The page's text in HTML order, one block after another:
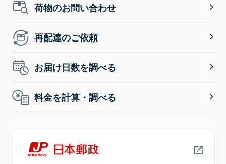
荷物のお問い合わせ
再配達のご依頼
お届け日数を調べる
料金を計算・調べる